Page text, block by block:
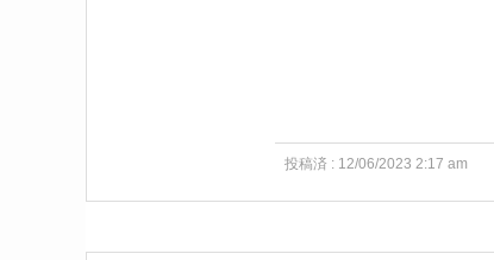
投稿済 : 12/06/2023 2:17 am